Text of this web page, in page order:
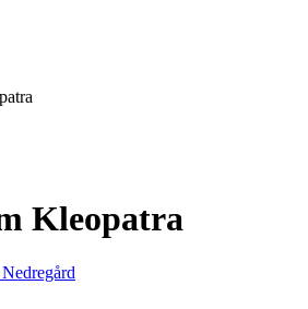
Kleopatra